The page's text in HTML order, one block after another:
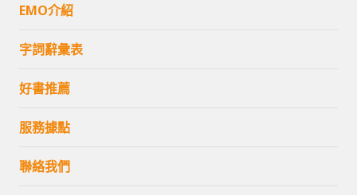
EMO介紹
字詞辭彙表
好書推薦
服務據點
聯絡我們